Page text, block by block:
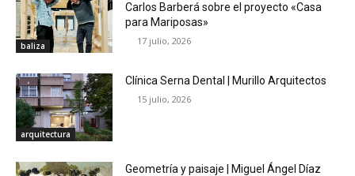
baliza
Carlos Barberá sobre el proyecto «Casa
para Mariposas»
17 julio, 2026
arquitectura
Clínica Serna Dental | Murillo Arquitectos
15 julio, 2026
Geometría y paisaje | Miguel Ángel Díaz